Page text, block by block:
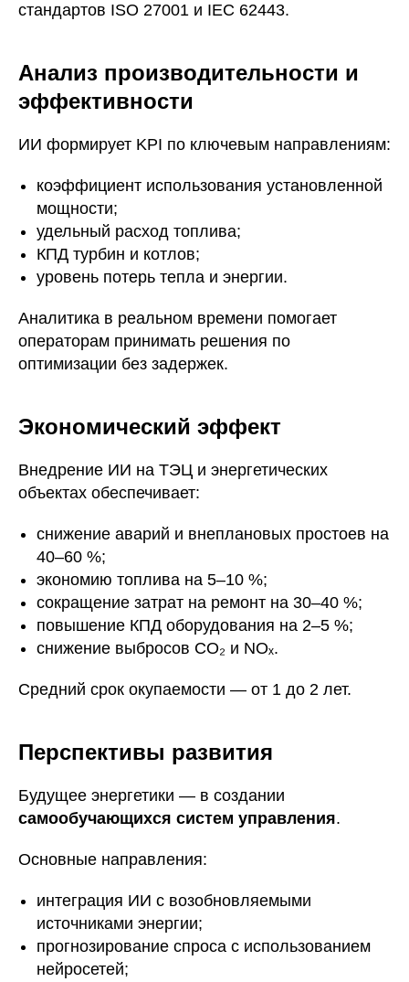
стандартов ISO 27001 и IEC 62443.
Анализ производительности и
эффективности
ИИ формирует KPI по ключевым направлениям:
коэффициент использования установленной
мощности;
удельный расход топлива;
КПД турбин и котлов;
уровень потерь тепла и энергии.
Аналитика в реальном времени помогает
операторам принимать решения по
оптимизации без задержек.
Экономический эффект
Внедрение ИИ на ТЭЦ и энергетических
объектах обеспечивает:
снижение аварий и внеплановых простоев на
40–60 %;
экономию топлива на 5–10 %;
сокращение затрат на ремонт на 30–40 %;
повышение КПД оборудования на 2–5 %;
снижение выбросов CO₂ и NOₓ.
Средний срок окупаемости — от 1 до 2 лет.
Перспективы развития
Будущее энергетики — в создании
самообучающихся систем управления.
Основные направления:
интеграция ИИ с возобновляемыми
источниками энергии;
прогнозирование спроса с использованием
нейросетей;